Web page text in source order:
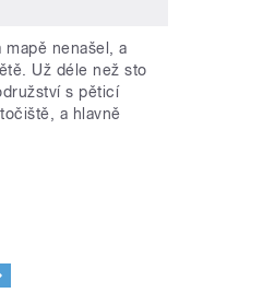
nenašel, a
Už déle než sto
s pěticí
a hlavně